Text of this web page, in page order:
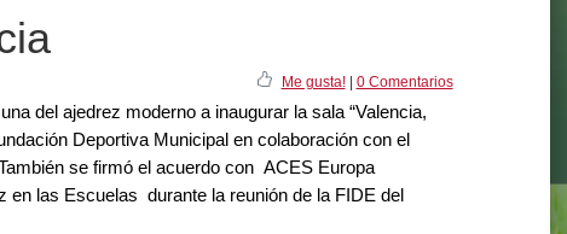
Me gusta!| 0 Comentarios
del ajedrez moderno a inaugurar la sala “Valencia,
Deportiva Municipal en colaboración con el
se firmó el acuerdo con ACES Europa
en las Escuelas durante la reunión de la FIDE del